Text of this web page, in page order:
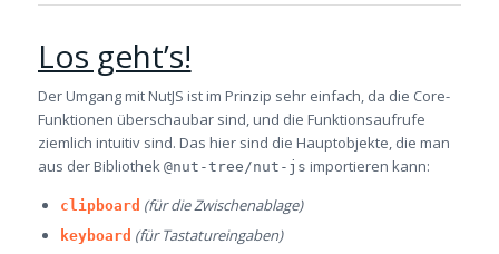
Los geht’s!
Der Umgang mit NutJS ist im Prinzip sehr einfach, da die Core-
Funktionen überschaubar sind, und die Funktionsaufrufe
ziemlich intuitiv sind. Das hier sind die Hauptobjekte, die man
aus der Bibliothek @nut-tree/nut-js importieren kann:
clipboard (für die Zwischenablage)
keyboard (für Tastatureingaben)